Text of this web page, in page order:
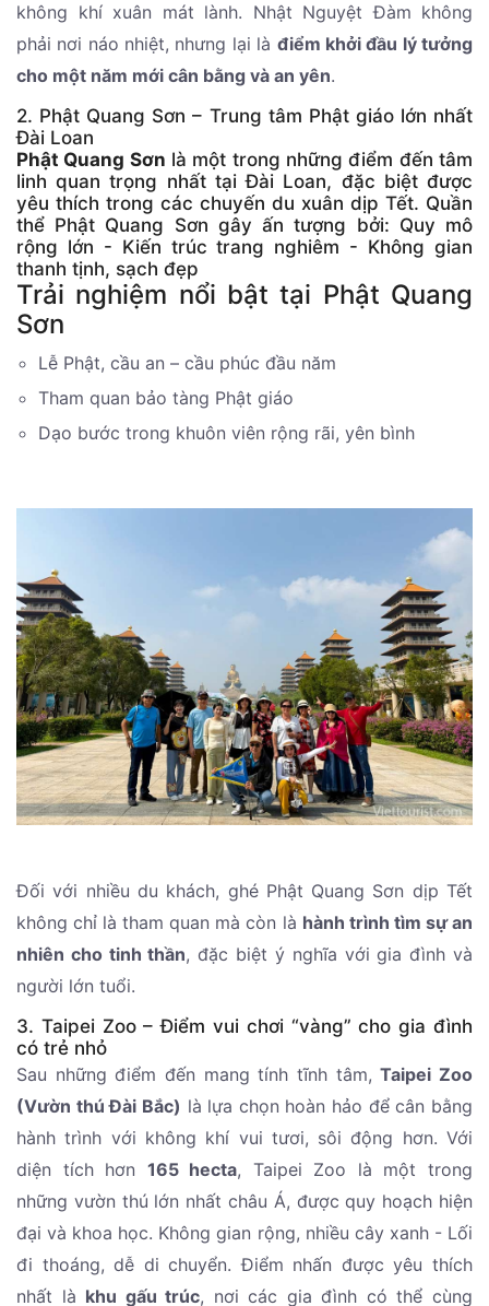
không khí xuân mát lành. Nhật Nguyệt Đàm không
phải nơi náo nhiệt, nhưng lại là điểm khởi đầu lý tưởng
cho một năm mới cân bằng và an yên.
2. Phật Quang Sơn – Trung tâm Phật giáo lớn nhất
Đài Loan
Phật Quang Sơn là một trong những điểm đến tâm
linh quan trọng nhất tại Đài Loan, đặc biệt được
yêu thích trong các chuyến du xuân dịp Tết. Quần
thể Phật Quang Sơn gây ấn tượng bởi: Quy mô
rộng lớn - Kiến trúc trang nghiêm - Không gian
thanh tịnh, sạch đẹp
Trải nghiệm nổi bật tại Phật Quang
Sơn
Lễ Phật, cầu an – cầu phúc đầu năm
Tham quan bảo tàng Phật giáo
Dạo bước trong khuôn viên rộng rãi, yên bình
Đối với nhiều du khách, ghé Phật Quang Sơn dịp Tết
không chỉ là tham quan mà còn là hành trình tìm sự an
nhiên cho tinh thần, đặc biệt ý nghĩa với gia đình và
người lớn tuổi.
3. Taipei Zoo – Điểm vui chơi “vàng” cho gia đình
có trẻ nhỏ
Sau những điểm đến mang tính tĩnh tâm,Taipei Zoo
(Vườn thú Đài Bắc) là lựa chọn hoàn hảo để cân bằng
hành trình với không khí vui tươi, sôi động hơn. Với
diện tích hơn 165 hecta, Taipei Zoo là một trong
những vườn thú lớn nhất châu Á, được quy hoạch hiện
đại và khoa học. Không gian rộng, nhiều cây xanh - Lối
đi thoáng, dễ di chuyển. Điểm nhấn được yêu thích
nhất là khu gấu trúc, nơi các gia đình có thể cùng